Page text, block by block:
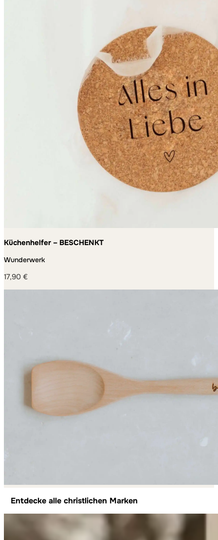
Küchenhelfer – BESCHENKT
Wunderwerk
17,90 €
Entdecke alle christlichen Marken